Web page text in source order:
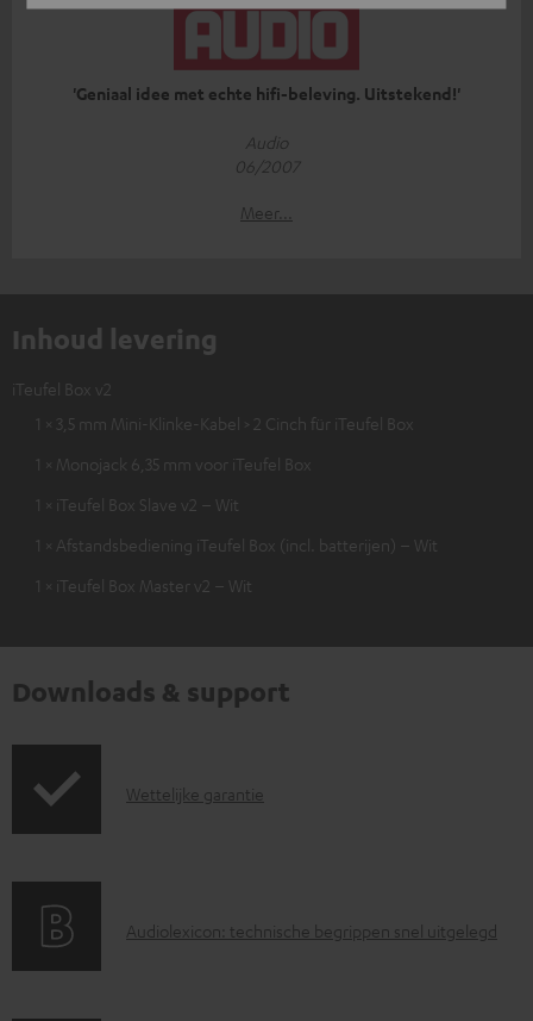
'Geniaal idee met echte hifi-beleving. Uitstekend!'
Audio
06/2007
Meer...
Inhoud levering
iTeufel Box v2
1 × 3,5 mm Mini-Klinke-Kabel > 2 Cinch für iTeufel Box
1 × Monojack 6,35 mm voor iTeufel Box
1 × iTeufel Box Slave v2 – Wit
1 × Afstandsbediening iTeufel Box (incl. batterijen) – Wit
1 × iTeufel Box Master v2 – Wit
Downloads & support
G
n
Wettelijke garantie
A
Audiolexicon: technische begrippen snel uitgelegd